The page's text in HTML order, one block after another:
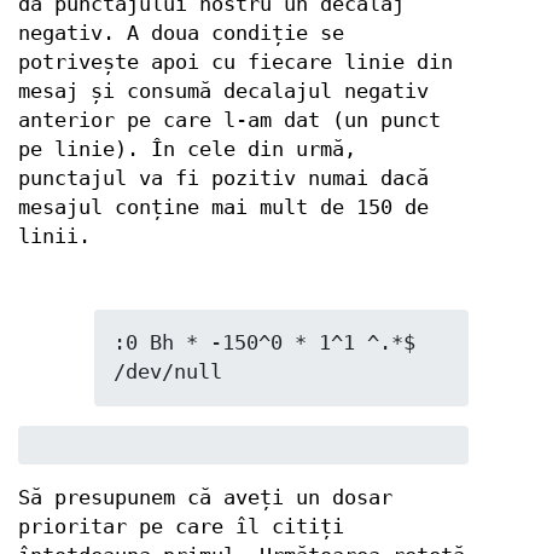
negativ. A doua condiție se
potrivește apoi cu fiecare linie din
mesaj și consumă decalajul negativ
anterior pe care l-am dat (un punct
pe linie). În cele din urmă,
punctajul va fi pozitiv numai dacă
mesajul conține mai mult de 150 de
linii.
:0 Bh * -150^0 * 1^1 ^.*$
/dev/null
Să presupunem că aveți un dosar
prioritar pe care îl citiți